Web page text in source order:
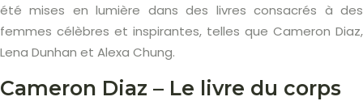
été mises en lumière dans des livres consacrés à des
femmes célèbres et inspirantes, telles que Cameron Diaz,
Lena Dunhan et Alexa Chung.
Cameron Diaz – Le livre du corps